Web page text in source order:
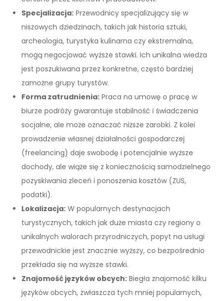
Specjalizacja: Przewodnicy specjalizujący się w
niszowych dziedzinach, takich jak historia sztuki,
archeologia, turystyka kulinarna czy ekstremalna,
mogą negocjować wyższe stawki. Ich unikalna wiedza
jest poszukiwana przez konkretne, często bardziej
zamożne grupy turystów.
Forma zatrudnienia: Praca na umowę o pracę w
biurze podróży gwarantuje stabilność i świadczenia
socjalne, ale może oznaczać niższe zarobki. Z kolei
prowadzenie własnej działalności gospodarczej
(freelancing) daje swobodę i potencjalnie wyższe
dochody, ale wiąże się z koniecznością samodzielnego
pozyskiwania zleceń i ponoszenia kosztów (ZUS,
podatki).
Lokalizacja: W popularnych destynacjach
turystycznych, takich jak duże miasta czy regiony o
unikalnych walorach przyrodniczych, popyt na usługi
przewodnickie jest znacznie wyższy, co bezpośrednio
przekłada się na wyższe stawki.
Znajomość języków obcych: Biegła znajomość kilku
języków obcych, zwłaszcza tych mniej popularnych,